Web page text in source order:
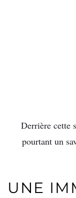
Derrière cette
pourtant un
UNE